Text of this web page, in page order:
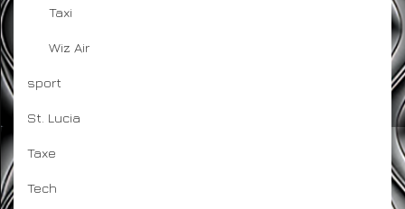
Taxi
Wiz Air
sport
St. Lucia
Taxe
Tech